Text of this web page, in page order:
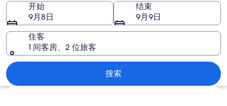
片
开始
9月8日
结束
9月9日
住客
1 间客房、2 位旅客
搜索
浏览地图